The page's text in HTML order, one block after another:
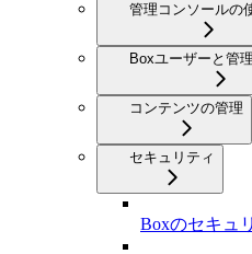
管理コンソールの
Boxユーザーと管
コンテンツの管理
セキュリティ
Boxのセキュ